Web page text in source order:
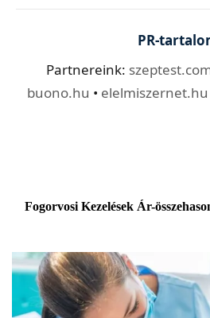
PR-
Partnereink:
buono.hu • elelmiszernet.hu
Fogorvosi Kezelések Ár-